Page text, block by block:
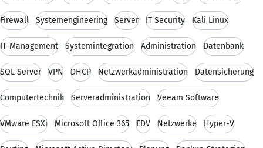
Firewall Systemengineering Server IT Security Kali Linux
IT-Management Systemintegration Administration Datenbank
SQL Server VPN DHCP Netzwerkadministration Datensicherung
Computertechnik Serveradministration Veeam Software
VMware ESXi Microsoft Office 365 EDV Netzwerke Hyper-V